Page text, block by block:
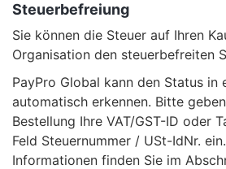
Steuerbefreiung
Sie können die Steuer auf Ihren
Organisation den steuerbefreiten
PayPro Global kann den Status in
automatisch erkennen. Bitte
Bestellung Ihre VAT/GST-ID oder
Feld Steuernummer / USt-IdNr.
Informationen finden Sie im